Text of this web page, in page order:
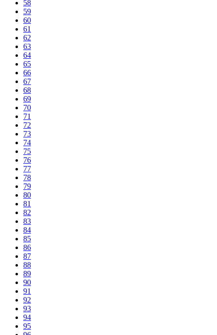
58
59
60
61
62
63
64
65
66
67
68
69
70
71
72
73
74
75
76
77
78
79
80
81
82
83
84
85
86
87
88
89
90
91
92
93
94
95